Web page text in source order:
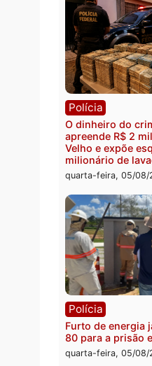
Política
Jônatas
convenção e
candidato a
pelo
quarta-feira, 05/
Polícia
O dinheiro do
apreende R$